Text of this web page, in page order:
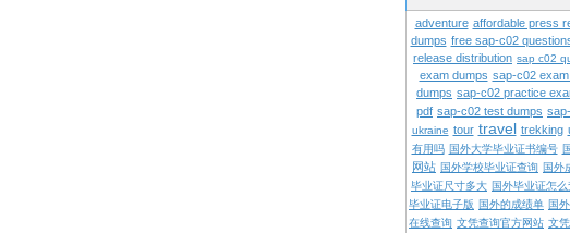
adventure affordable press
dumps free sap-c02
release distribution sap c02
exam dumps sap-c02 exam
dumps sap-c02 practice
pdf sap-c02 test dumps
ukraine tour travel trekking
有用吗 国外大学毕业证书编号
网站 国外学校毕业证查询 国外
毕业证尺寸多大 国外毕业证怎么
毕业证电子版 国外的成绩单 国
在线查询 文凭查询官方网站 文